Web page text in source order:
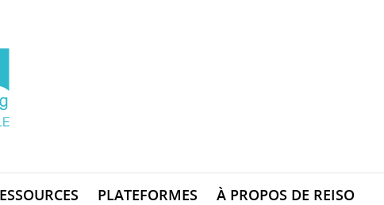
PLATEFORMES À PROPOS DE REISO